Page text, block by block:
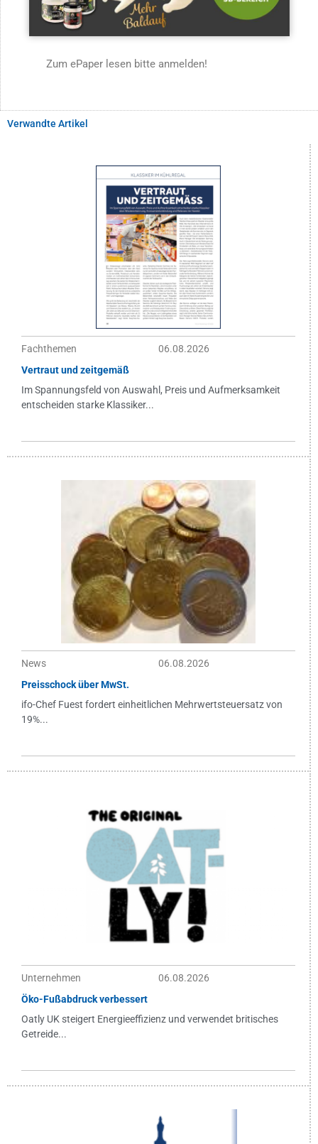
Zum ePaper lesen bitte anmelden!
Verwandte Artikel
Fachthemen
06.08.2026
Vertraut und zeitgemäß
Im Spannungsfeld von Auswahl, Preis und Aufmerksamkeit
entscheiden starke Klassiker...
News
06.08.2026
Preisschock über MwSt.
ifo-Chef Fuest fordert einheitlichen Mehrwertsteuersatz von
19%...
Unternehmen
06.08.2026
Öko-Fußabdruck verbessert
Oatly UK steigert Energieeffizienz und verwendet britisches
Getreide...